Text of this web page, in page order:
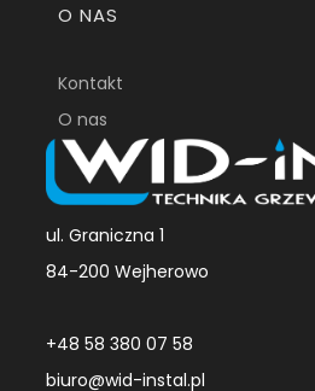
O NAS
Kontakt
O nas
ul. Graniczna 1
84-200 Wejherowo
+48 58 380 07 58
biuro@wid-instal.pl